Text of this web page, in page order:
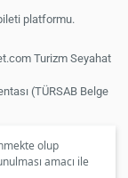
olup
amacı ile
platformu.
Turizm Seyahat
(TÜRSAB Belge